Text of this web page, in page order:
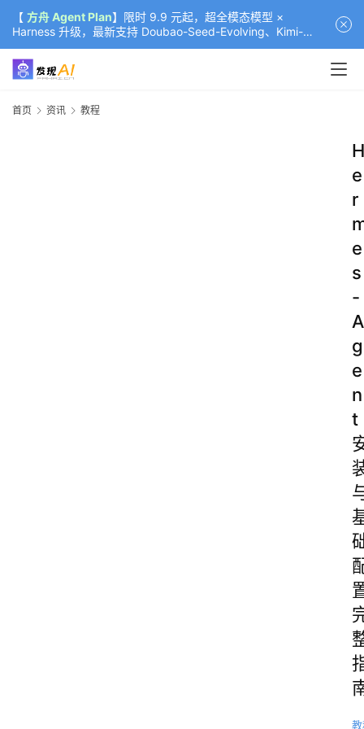
【 方舟 Agent Plan】限时 9.9 元起，超全模态模型 ×
Harness 升级，最新支持 Doubao-Seed-Evolving、Kimi-
K3（部分）、GLM-5.2
首页 资讯 教程
H
e
r
e
s
-
A
g
e
n
t